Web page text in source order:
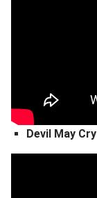
Devil May Cry